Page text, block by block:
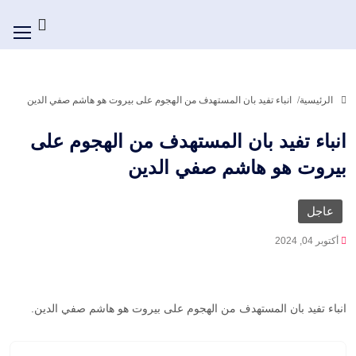
الرئيسية انباء تفيد بان المستهدف من الهجوم على بيروت هو هاشم صفي الدين
انباء تفيد بان المستهدف من الهجوم على
بيروت هو هاشم صفي الدين
عاجل
أكتوبر 04, 2024
انباء تفيد بان المستهدف من الهجوم على بيروت هو هاشم صفي الدين.